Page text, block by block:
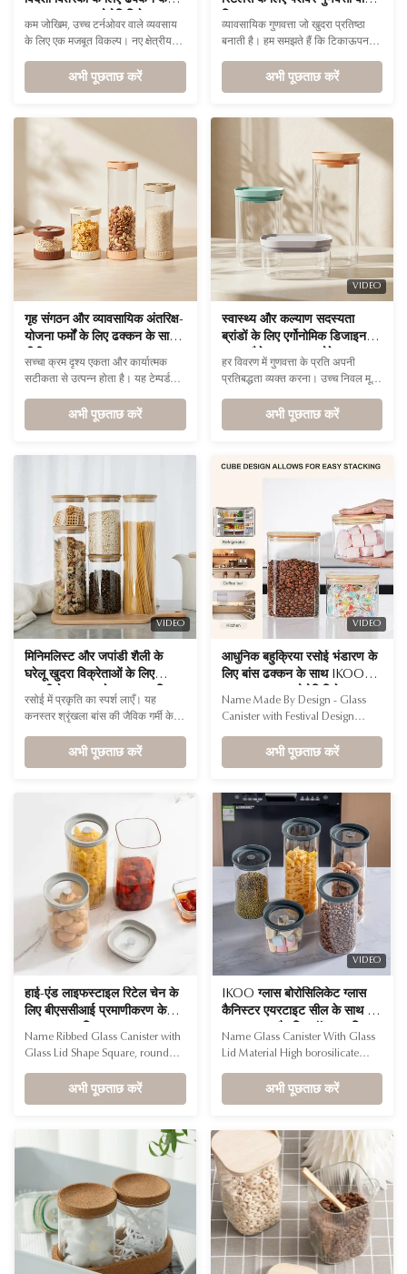
साथ BPA मुक्त बोरोसिलिकेट ग्लास
जार
कम जोखिम, उच्च टर्नओवर वाले व्यवसाय
के लिए एक मजबूत विकल्प। नए क्षेत्रीय
करने के इच्छुक व्यापारियों के लिए, यह
उत्पाद गुणवत्ता और विश्वसनीयता का सही
अभी पूछताछ करें
टिकाऊ ग्लास फूड जार
व्यावसायिक गुणवत्ता जो खुदरा प्रतिष्ठा
बनाती है। हम समझते हैं कि टिकाऊपन
प्रीमियम हाई-बोरोसिलिकेट ग्लास और
प्रभाव-प्रतिरोधी टेम्पर्ड ढक्कन के साथ
अभी पूछताछ करें
गृह संगठन और व्यावसायिक अंतरिक्ष-
योजना फर्मों के लिए ढक्कन के साथ
बीपीए मुक्त ग्लास कनस्तर
सच्चा क्रम दृश्य एकता और कार्यात्मक
सटीकता से उत्पन्न होता है। यह टेम्पर्ड
रसोई संगठन प्रणालियों के लिए आदर्श
आधार के रूप में कार्य करती है।
अभी पूछताछ करें
VIDEO
स्वास्थ्य और कल्याण सदस्यता
ब्रांडों के लिए एर्गोनोमिक डिजाइन के
साथ स्टैकेबल ग्लास स्टोरेज फूड
जार
हर विवरण में गुणवत्ता के प्रति अपनी
प्रतिबद्धता व्यक्त करना। उच्च निवल मूल्य
अनुष्ठान की भावना रोजमर्रा की वस्तुओं के
बेहतर अनुभव से उत्पन्न होती है।
अभी पूछताछ करें
VIDEO
मिनिमलिस्ट और जपांडी शैली के
घरेलू खुदरा विक्रेताओं के लिए
लकड़ी के ढक्कन के साथ आधुनिक
डिजाइन के कांच के कनस्तर
रसोई में प्रकृति का स्पर्श लाएँ। यह
कनस्तर श्रृंखला बांस की जैविक गर्मी के
स्पष्टता को मिश्रित करती है, जो आधुनिक
रसोई के लिए एक आदर्श दृश्य संतुलन
अभी पूछताछ करें
VIDEO
आधुनिक बहुक्रिया रसोई भंडारण के
लिए बांस ढक्कन के साथ IKOO
कैनिस्टर
Name Made By Design - Glass
Canister with Festival Design
0.6L,1L,0.95L,1L,1.3L,1.5L,2L,3L
Container Material High
Bamboo * ADD A SPLASH OF
STYLE TO YOUR SPACE! Try them
lined up on the kitchen counters
to keep dry ingredients safely
stowed, ...
अभी पूछताछ करें
हाई-एंड लाइफस्टाइल रिटेल चेन के
लिए बीएससीआई प्रमाणीकरण के
साथ न्यूनतम डिजाइन ग्लास कनस्तर
सेट
Name Ribbed Glass Canister with
Glass Lid Shape Square, round
Feature Stackable, Airtight, Wide
Mouth Material High borosilicate
glass, tempered glass lid Stackable
Advantages •Healthier Food
Storage: Unlike plastic or bamboo,
अभी पूछताछ करें
VIDEO
IKOO ग्लास बोरोसिलिकेट ग्लास
कैनिस्टर एयरटाइट सील के साथ ️
BPA मुक्त और डिशवॉशर सुरक्षित
खाद्य भंडारण जार सूखे या गीले खाद्य
Name Glass Canister With Glass
Lid Material High borosilicate
glass + tempered glass lid
Capacity 500ml, 1000ml,
1500ml, 2000ml Airtight Seal
freshness and prevents leakage
Versatile Use Ideal for storing dry
foods, snacks, coffee, tea, grains,
and more Healthier ...
अभी पूछताछ करें